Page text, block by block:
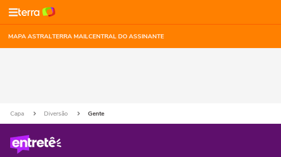
MAPA ASTRALTERRA MAILCENTRAL DO ASSINANTE
Capa Diversão Gente